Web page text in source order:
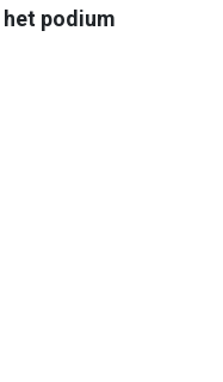
het podium